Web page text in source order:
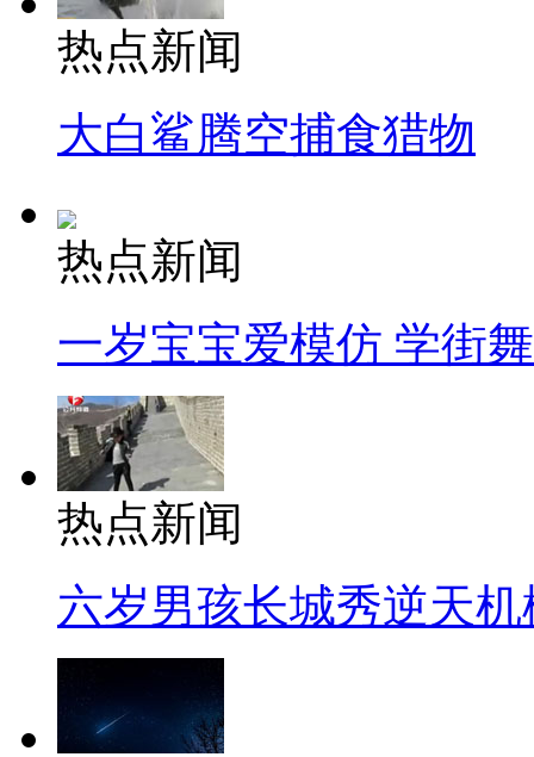
热点新闻
大白鲨腾空捕食猎物
热点新闻
一岁宝宝爱模仿 学街
热点新闻
六岁男孩长城秀逆天机